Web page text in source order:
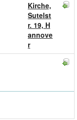
Kirche,
Sutelst
r. 19, H
annove
r